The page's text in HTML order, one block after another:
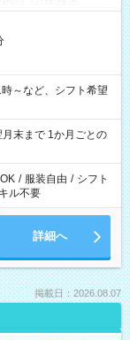
～など、シフト希望
月末まで 1か月ごとの
/ 服装自由 / シフト
ル不要
詳細へ
掲載日：2026.08.07